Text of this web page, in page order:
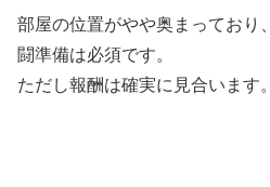
部屋の位置がやや奥まっており、
闘準備は必須です。
ただし報酬は確実に見合います。